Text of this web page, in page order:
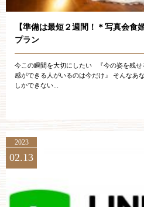
【準備は最短２週間！＊写真会食
プラン
今この瞬間を大切にしたい 『今の姿を残
感ができる人がいるのは今だけ』 そんなあ
しかできない...
2023
02.13